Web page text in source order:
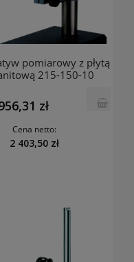
pomiarowy z płytą
215-150-10
zł
Cena netto:
2 403,50 zł